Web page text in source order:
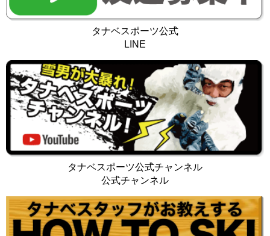
タナベスポーツ公式
LINE
タナベスポーツ公式チャンネル
公式チャンネル